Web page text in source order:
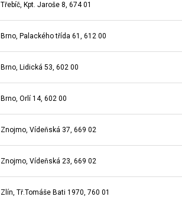
Třebíč, Kpt. Jaroše 8, 674 01
Brno, Palackého třída 61, 612 00
Brno, Lidická 53, 602 00
Brno, Orlí 14, 602 00
Znojmo, Vídeňská 37, 669 02
Znojmo, Vídeňská 23, 669 02
Zlín, Tř.Tomáše Bati 1970, 760 01